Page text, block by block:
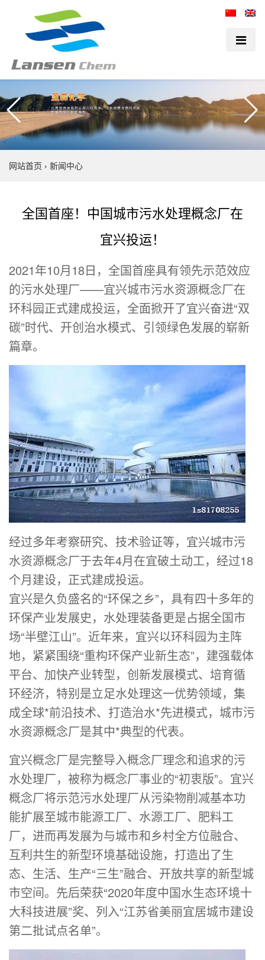
网站首页 › 新闻中心
全国首座！中国城市污水处理概念厂在
宜兴投运！
2021年10月18日，全国首座具有领先示范效应
的污水处理厂——宜兴城市污水资源概念厂在
环科园正式建成投运，全面掀开了宜兴奋进“双
碳”时代、开创治水模式、引领绿色发展的崭新
篇章。
经过多年考察研究、技术验证等，宜兴城市污
水资源概念厂于去年4月在宜破土动工，经过18
个月建设，正式建成投运。
宜兴是久负盛名的“环保之乡”，具有四十多年的
环保产业发展史，水处理装备更是占据全国市
场“半壁江山”。近年来，宜兴以环科园为主阵
地，紧紧围绕“重构环保产业新生态”，建强载体
平台、加快产业转型，创新发展模式、培育循
环经济，特别是立足水处理这一优势领域，集
成全球*前沿技术、打造治水*先进模式，城市污
水资源概念厂是其中*典型的代表。
宜兴概念厂是完整导入概念厂理念和追求的污
水处理厂，被称为概念厂事业的“初衷版”。宜兴
概念厂将示范污水处理厂从污染物削减基本功
能扩展至城市能源工厂、水源工厂、肥料工
厂，进而再发展为与城市和乡村全方位融合、
互利共生的新型环境基础设施，打造出了生
态、生活、生产“三生”融合、开放共享的新型城
市空间。先后荣获“2020年度中国水生态环境十
大科技进展”奖、列入“江苏省美丽宜居城市建设
第二批试点名单”。